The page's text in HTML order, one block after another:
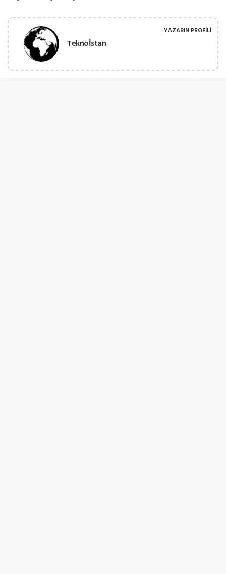
Teknoİstan
YAZARIN PROFILI